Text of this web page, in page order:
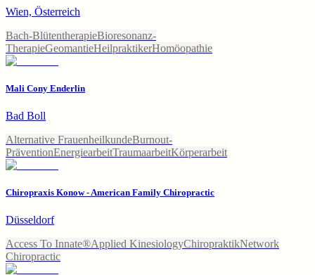
Wien, Österreich
Bach-BlütentherapieBioresonanz-
TherapieGeomantieHeilpraktikerHomöopathie
Mali Cony Enderlin
Bad Boll
Alternative FrauenheilkundeBurnout-
PräventionEnergiearbeitTraumaarbeitKörperarbeit
Chiropraxis Konow - American Family Chiropractic
Düsseldorf
Access To Innate®Applied KinesiologyChiropraktikNetwork
Chiropractic